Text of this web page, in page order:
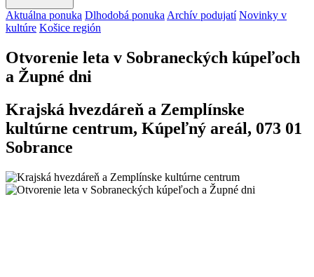
Aktuálna ponuka Dlhodobá ponuka Archív podujatí Novinky v
kultúre Košice región
Otvorenie leta v Sobraneckých kúpeľoch
a Župné dni
Krajská hvezdáreň a Zemplínske
kultúrne centrum, Kúpeľný areál, 073 01
Sobrance